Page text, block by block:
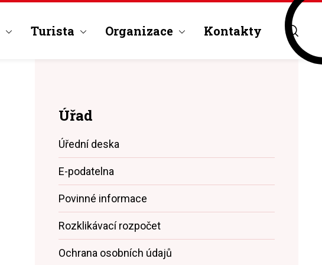
Turista Organizace Kontakty
Úřad
Úřední deska
E-podatelna
Povinné informace
Rozklikávací rozpočet
Ochrana osobních údajů